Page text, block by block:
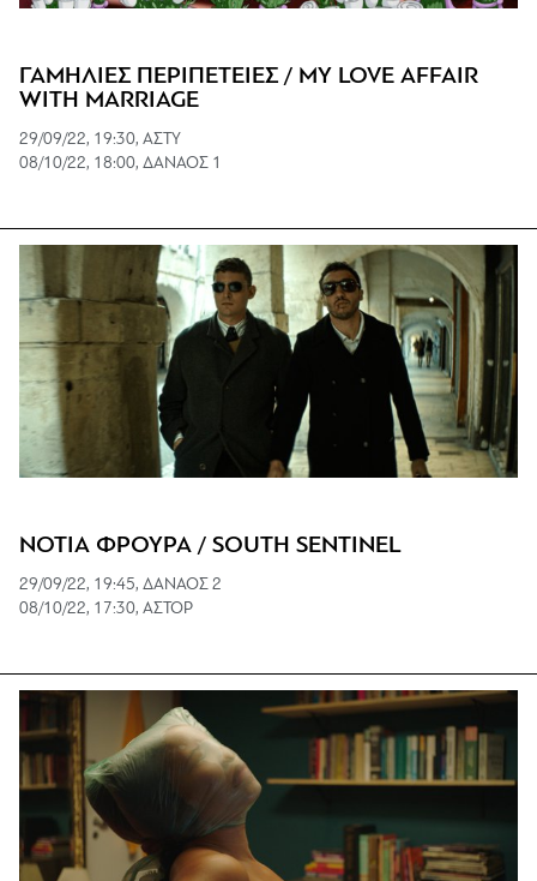
ΓΑΜΗΛΙΕΣ ΠΕΡΙΠΕΤΕΙΕΣ / MY LOVE AFFAIR
WITH MARRIAGE
29/09/22, 19:30, ΑΣΤΥ
08/10/22, 18:00, ΔΑΝΑΟΣ 1
ΝΟΤΙΑ ΦΡΟΥΡΑ / SOUTH SENTINEL
29/09/22, 19:45, ΔΑΝΑΟΣ 2
08/10/22, 17:30, AΣΤΟΡ